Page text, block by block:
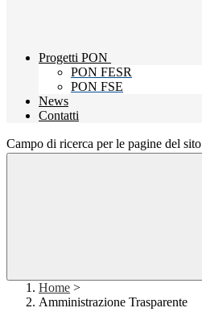
Progetti PON
PON FESR
PON FSE
News
Contatti
Campo di ricerca per le pagine del sito
Home >
Amministrazione Trasparente